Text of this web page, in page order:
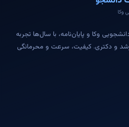
وکا
وکا و پایان‌نامه، با سال‌ها تجربه
و دکتری. کیفیت، سرعت و محرمانگی